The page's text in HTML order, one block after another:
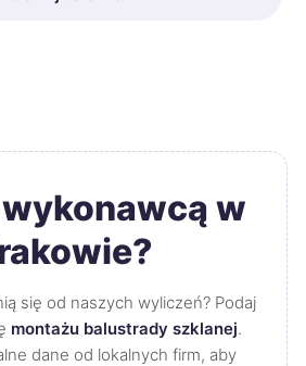
w
się od naszych wyliczeń? Podaj
montażu balustrady szklanej.
dane od lokalnych firm, aby